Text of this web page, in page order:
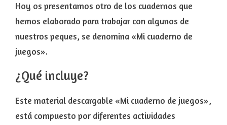
Hoy os presentamos otro de los cuadernos que
hemos elaborado para trabajar con algunos de
nuestros peques, se denomina «Mi cuaderno de
juegos».
¿Qué incluye?
Este material descargable «Mi cuaderno de juegos»,
está compuesto por diferentes actividades